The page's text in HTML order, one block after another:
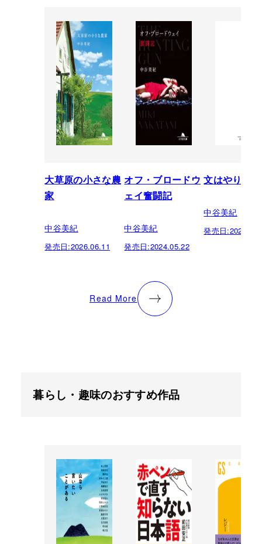
大草原の小さな農
家
中谷美紀
発売日:2026.06.11
オフ・ブロードウ
ェイ奮闘記
中谷美紀
発売日:2024.05.22
文はやりたし
中谷美紀
発売日:
Read More
暮らし・趣味のおすすめ作品